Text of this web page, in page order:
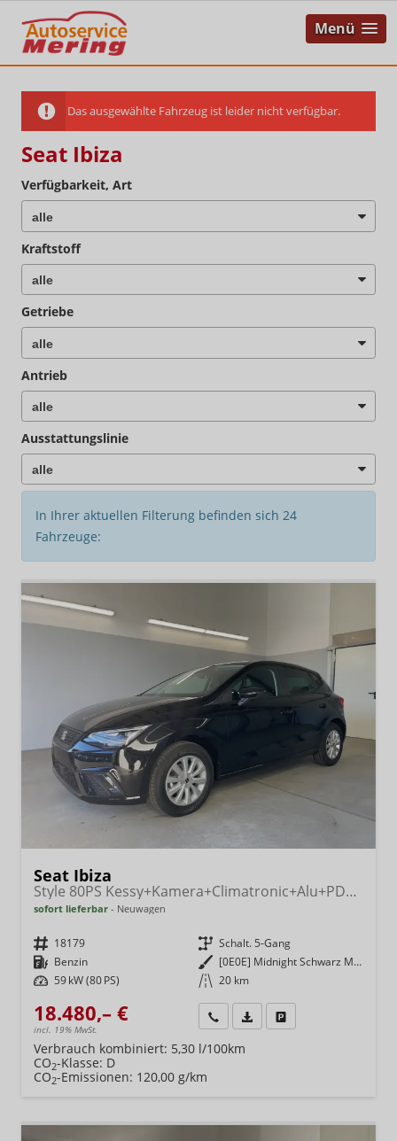
Menü
Das ausgewählte Fahrzeug ist leider nicht verfügbar.
Seat Ibiza
Verfügbarkeit, Art
Kraftstoff
Getriebe
Antrieb
Ausstattungslinie
In Ihrer aktuellen Filterung befinden sich 24
Fahrzeuge:
Seat Ibiza
Style 80PS Kessy+Kamera+Climatronic+Alu+PDCvohi+Sitzheiz+App-Connect+DAB
sofort lieferbar Neuwagen
Fahrzeugnr. 18179 Getriebe Schalt. 5-Gang
Kraftstoff Benzin Außenfarbe
[0E0E] Midnight Schwarz Metallic
Leistung 59 kW (80 PS) Kilometerstand 20 km
18.480,– €
incl. 19% MwSt.
Wir rufen Sie anFahrzeugexposé (PDF)
Verbrauch kombiniert: 5,30 l/100km
CO2-Klasse: D
CO2-Emissionen: 120,00 g/km